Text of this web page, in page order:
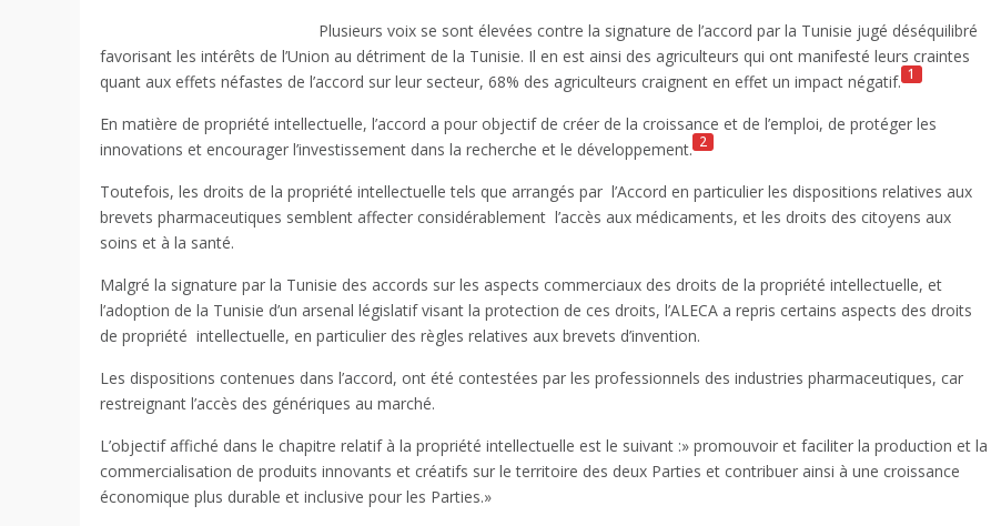
Plusieurs voix se sont élevées contre la signature de l’accord par la Tunisie jugé déséquilibré
favorisant les intérêts de l’Union au détriment de la Tunisie. Il en est ainsi des agriculteurs qui ont manifesté leurs craintes
quant aux effets néfastes de l’accord sur leur secteur, 68% des agriculteurs craignent en effet un impact négatif. 1
En matière de propriété intellectuelle, l’accord a pour objectif de créer de la croissance et de l’emploi, de protéger les
innovations et encourager l’investissement dans la recherche et le développement. 2
Toutefois, les droits de la propriété intellectuelle tels que arrangés par l’Accord en particulier les dispositions relatives aux
brevets pharmaceutiques semblent affecter considérablement l’accès aux médicaments, et les droits des citoyens aux
soins et à la santé.
Malgré la signature par la Tunisie des accords sur les aspects commerciaux des droits de la propriété intellectuelle, et
l’adoption de la Tunisie d’un arsenal législatif visant la protection de ces droits, l’ALECA a repris certains aspects des droits
de propriété intellectuelle, en particulier des règles relatives aux brevets d’invention.
Les dispositions contenues dans l’accord, ont été contestées par les professionnels des industries pharmaceutiques, car
restreignant l’accès des génériques au marché.
L’objectif affiché dans le chapitre relatif à la propriété intellectuelle est le suivant :» promouvoir et faciliter la production et la
commercialisation de produits innovants et créatifs sur le territoire des deux Parties et contribuer ainsi à une croissance
économique plus durable et inclusive pour les Parties.»